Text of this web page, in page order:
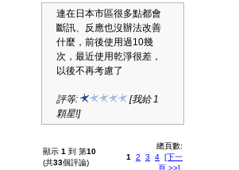
連在日本市區很多點都會
斷訊、反應也沒辦法改善
什麼，前後使用過10幾
次，最近使用乾淨很差，
以後不再考慮了
評等:
[我給 1
顆星!]
顯示 1 到 第10
(共33個評論)
總頁數:
1
2 3 4 [下一
頁 >>]